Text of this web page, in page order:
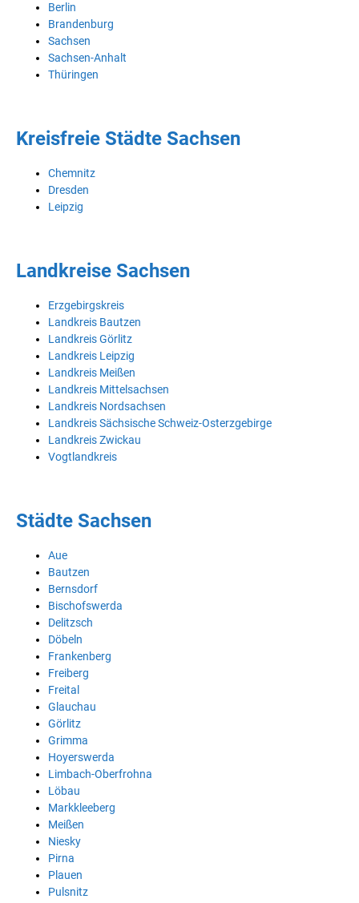
Berlin
Brandenburg
Sachsen
Sachsen-Anhalt
Thüringen
Kreisfreie Städte Sachsen
Chemnitz
Dresden
Leipzig
Landkreise Sachsen
Erzgebirgskreis
Landkreis Bautzen
Landkreis Görlitz
Landkreis Leipzig
Landkreis Meißen
Landkreis Mittelsachsen
Landkreis Nordsachsen
Landkreis Sächsische Schweiz-Osterzgebirge
Landkreis Zwickau
Vogtlandkreis
Städte Sachsen
Aue
Bautzen
Bernsdorf
Bischofswerda
Delitzsch
Döbeln
Frankenberg
Freiberg
Freital
Glauchau
Görlitz
Grimma
Hoyerswerda
Limbach-Oberfrohna
Löbau
Markkleeberg
Meißen
Niesky
Pirna
Plauen
Pulsnitz